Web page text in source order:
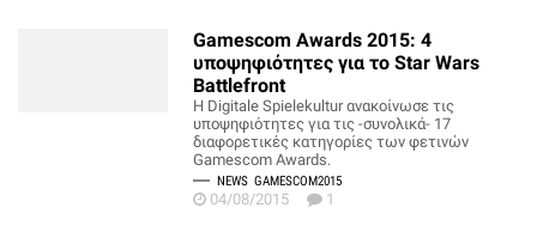
Gamescom Awards 2015: 4
υποψηφιότητες για το Star Wars
Battlefront
Η Digitale Spielekultur ανακοίνωσε τις
υποψηφιότητες για τις -συνολικά- 17
διαφορετικές κατηγορίες των φετινών
Gamescom Awards.
NEWS GAMESCOM2015
04/08/2015 1